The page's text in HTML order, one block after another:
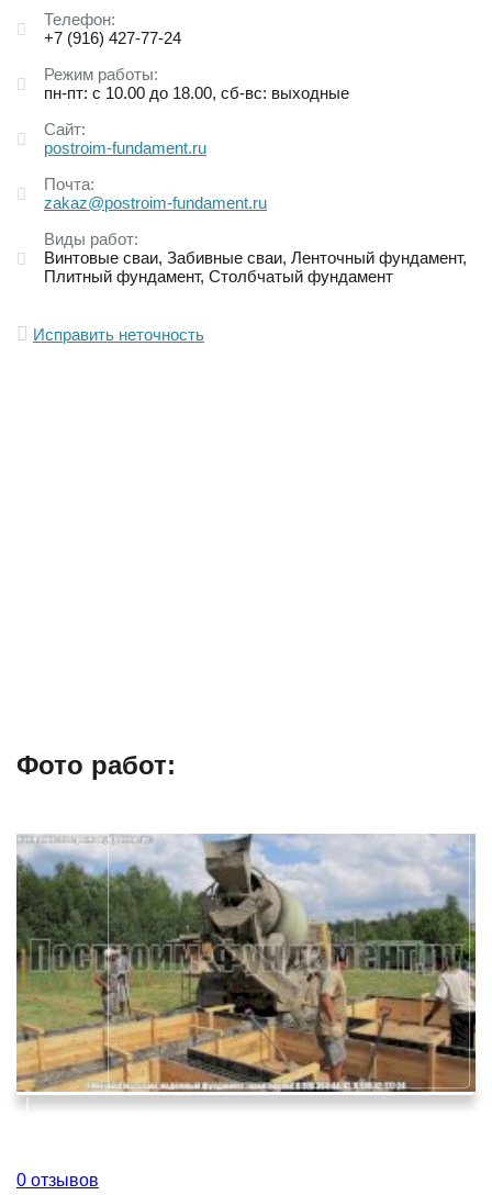
Телефон:
+7 (916) 427-77-24
Режим работы:
пн-пт: с 10.00 до 18.00, сб-вс: выходные
Сайт:
postroim-fundament.ru
Почта:
zakaz@postroim-fundament.ru
Виды работ:
Винтовые сваи Забивные сваи Ленточный фундамент
Плитный фундамент Столбчатый фундамент
Исправить неточность
Фото работ:
0 отзывов